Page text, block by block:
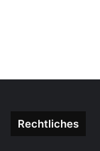
Rechtliches